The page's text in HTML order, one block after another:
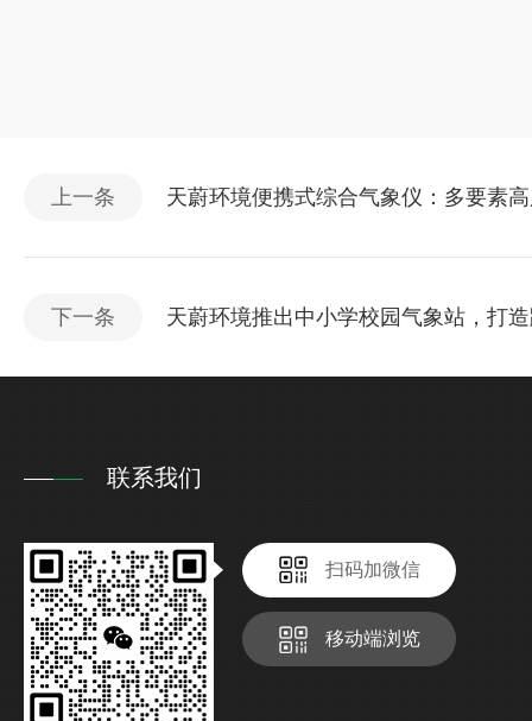
上一条 天蔚环境便携式综合气象仪：多要素
下一条 天蔚环境推出中小学校园气象站，打
联系我们
扫码加微信
移动端浏览